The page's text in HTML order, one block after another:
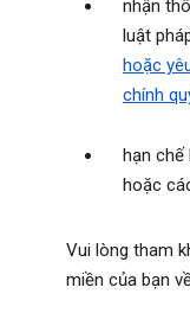
nhận
luật
hoặc
chính
hạn chế
hoặc
Vui lòng tham
miền của bạn